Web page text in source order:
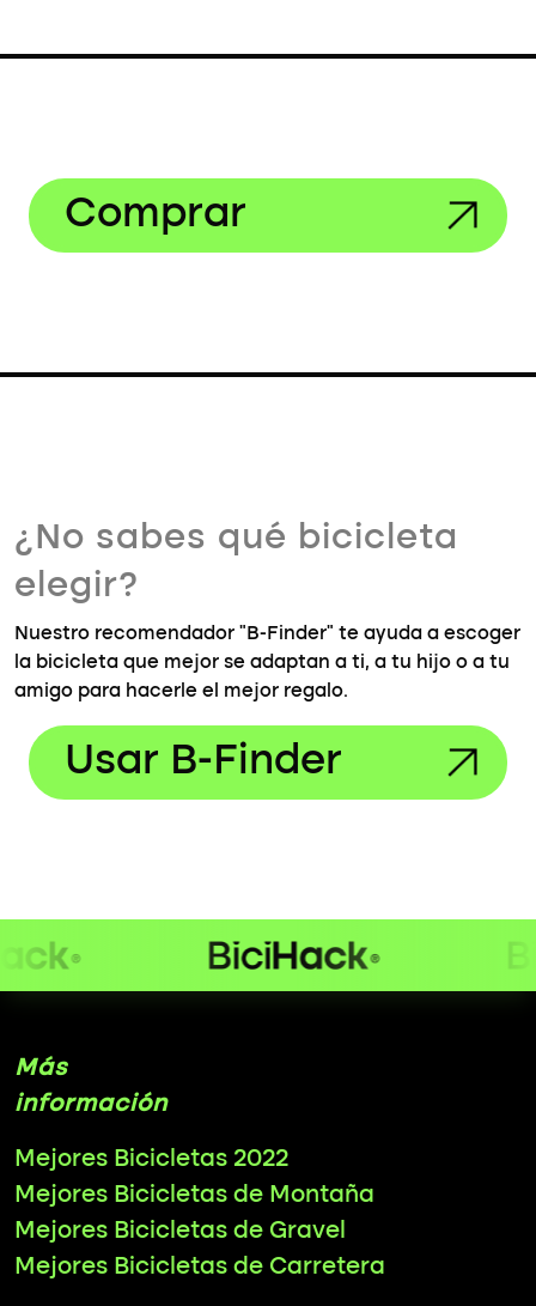
Comprar
¿No sabes qué bicicleta
elegir?
Nuestro recomendador "B-Finder" te ayuda a escoger
la bicicleta que mejor se adaptan a ti, a tu hijo o a tu
amigo para hacerle el mejor regalo.
Usar B-Finder
Más
información
Mejores Bicicletas 2022
Mejores Bicicletas de Montaña
Mejores Bicicletas de Gravel
Mejores Bicicletas de Carretera